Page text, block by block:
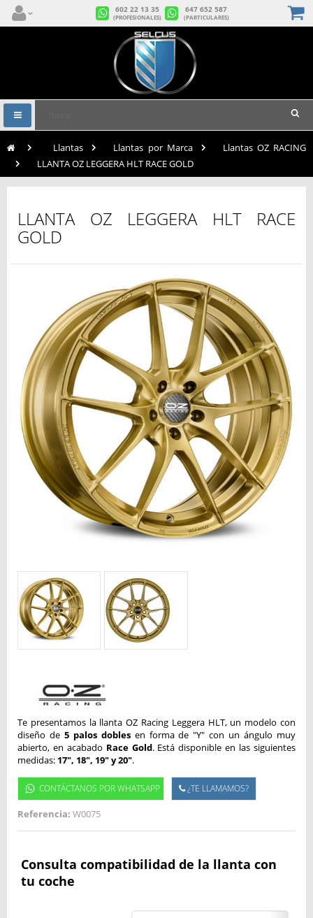
602 22 13 35
(PROFESIONALES)
647 652 587
(PARTICULARES)
Navegación
Toggle
Llantas Llantas por Marca
Llantas OZ RACING
LLANTA OZ LEGGERA HLT RACE GOLD
LLANTA OZ LEGGERA HLT RACE
GOLD
Te presentamos la llanta OZ Racing Leggera HLT, un modelo con
diseño de 5 palos doblesen forma de "Y" con un ángulo muy
abierto, en acabado Race Gold. Está disponible en las siguientes
medidas: 17", 18", 19" y 20".
CONTÁCTANOS POR WHATSAPP ¿TE LLAMAMOS?
Referencia: W0075
Consulta compatibilidad de la llanta con
tu coche